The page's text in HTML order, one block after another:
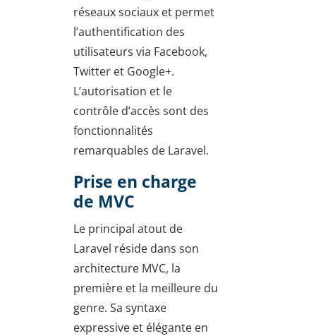
réseaux sociaux et permet
l’authentification des
utilisateurs via Facebook,
Twitter et Google+.
L’autorisation et le
contrôle d’accès sont des
fonctionnalités
remarquables de Laravel.
Prise en charge
de MVC
Le principal atout de
Laravel réside dans son
architecture MVC, la
première et la meilleure du
genre. Sa syntaxe
expressive et élégante en